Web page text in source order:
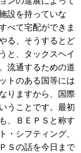
設を持っていな
べて宅配ができま
る、そうするとど
と、タックスヘイ
流通するための道
トのある国等には
りますから、国際
うことです。最初
、ＢＥＰＳと称す
・シフティング、
Ｓの話を今日まで